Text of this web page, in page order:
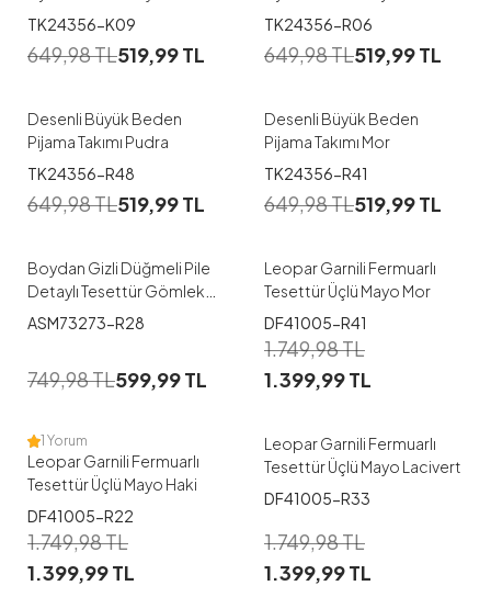
TK24356-K09
649,98TL519,99TL
TK24356-R06
649,98TL519,99TL
4XL XXL 3XL
Desenli Büyük Beden
Pijama Takımı Pudra
TK24356-R48
649,98TL519,99TL
4XL XXL 3XL
Desenli Büyük Beden
Pijama Takımı Mor
TK24356-R41
649,98TL519,99TL
38 40 42 44
Boydan Gizli Düğmeli Pile
Detaylı Tesettür Gömlek
Kırmızı
ASM73273-R28
749,98TL599,99TL
42-44 46-48
50-52
Leopar Garnili Fermuarlı
Tesettür Üçlü Mayo Mor
DF41005-R41
1.749,98TL
1.399,99TL
38-40 42-44
46-48 50-52
1 Yorum
Leopar Garnili Fermuarlı
Tesettür Üçlü Mayo Haki
DF41005-R22
1.749,98TL
1.399,99TL
38-40
46-48 50-52
Leopar Garnili Fermuarlı
Tesettür Üçlü Mayo Lacivert
DF41005-R33
1.749,98TL
1.399,99TL
38-40
46-48 50-52
38-40
46-48 50-52